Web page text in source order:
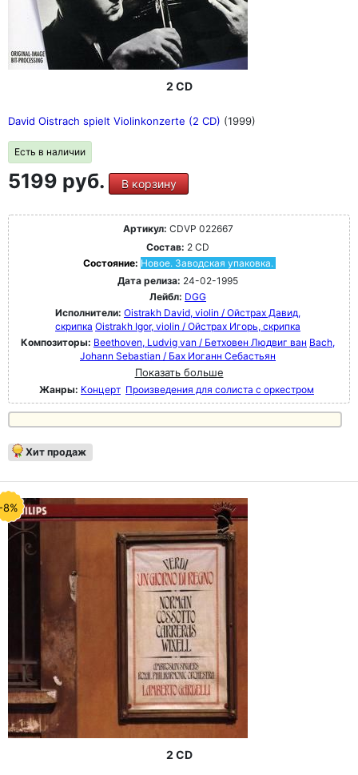
2 CD
David Oistrach spielt Violinkonzerte (2 CD) (1999)
Есть в наличии
5199 руб. В корзину
Артикул: CDVP 022667
Состав: 2 CD
Состояние: Новое. Заводская упаковка.
Дата релиза: 24-02-1995
Лейбл: DGG
Исполнители: Oistrakh David, violin / Ойстрах Давид,
скрипка Oistrakh Igor, violin / Ойстрах Игорь, скрипка
Композиторы: Beethoven, Ludvig van / Бетховен Людвиг ван Bach,
Johann Sebastian / Бах Иоганн Себастьян
Показать больше
Жанры: Концерт Произведения для солиста с оркестром
Хит продаж
8%
2 CD